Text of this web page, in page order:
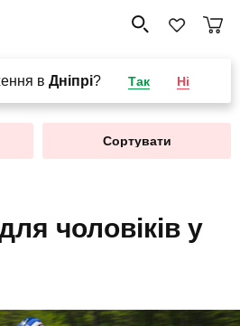
в Дніпрі? Так Ні
Сортувати
чоловіків у